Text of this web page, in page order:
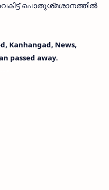
പൊതുശ്‌മശാനത്തിൽ
Kanhangad, News,
passed away.